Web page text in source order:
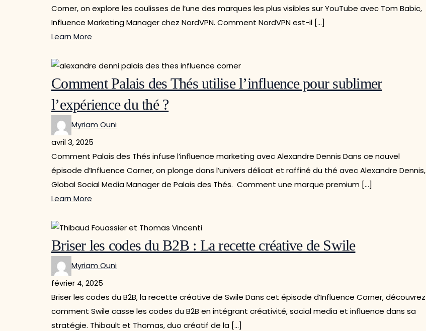
Corner, on explore les coulisses de l’une des marques les plus visibles sur YouTube avec Tom Babic,
Influence Marketing Manager chez NordVPN. Comment NordVPN est-il […]
Learn More
Comment Palais des Thés utilise l’influence pour sublimer
l’expérience du thé ?
Myriam Ouni
avril 3, 2025
Comment Palais des Thés infuse l’influence marketing avec Alexandre Dennis Dans ce nouvel
épisode d’Influence Corner, on plonge dans l’univers délicat et raffiné du thé avec Alexandre Dennis,
Global Social Media Manager de Palais des Thés. Comment une marque premium […]
Learn More
Briser les codes du B2B : La recette créative de Swile
Myriam Ouni
février 4, 2025
Briser les codes du B2B, la recette créative de Swile Dans cet épisode d’Influence Corner, découvrez
comment Swile casse les codes du B2B en intégrant créativité, social media et influence dans sa
stratégie. Thibault et Thomas, duo créatif de la […]